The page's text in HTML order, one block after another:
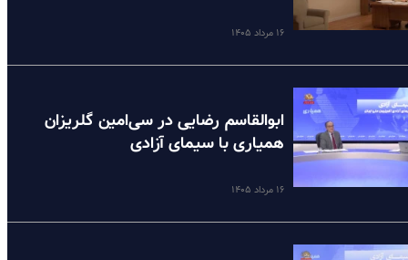
۱۶ مرداد ۱۴۰۵
ابوالقاسم رضایی در سی‌امین گلریزان
همیاری با سیمای آزادی
۱۶ مرداد ۱۴۰۵